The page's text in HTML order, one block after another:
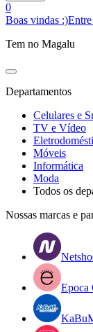
0
Boas vindas :)
Tem no Magalu
Departamentos
Celulares e
TV e Vídeo
Móveis
Informática
Moda
Todos os
Nossas marcas e
Epoca